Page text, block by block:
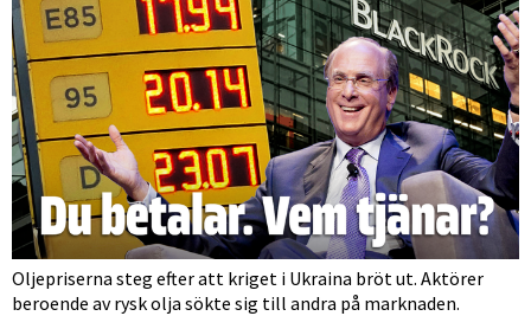
Oljepriserna steg efter att kriget i Ukraina bröt ut. Aktörer
beroende av rysk olja sökte sig till andra på marknaden.